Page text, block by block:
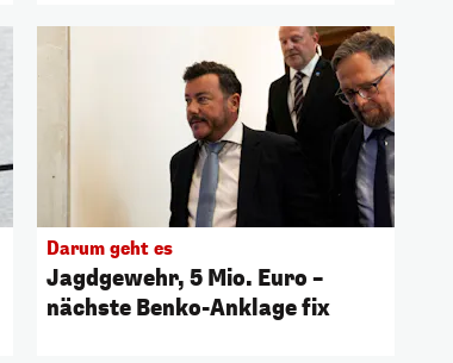
Darum geht es
Jagdgewehr, 5 Mio. Euro –
nächste Benko-Anklage fix